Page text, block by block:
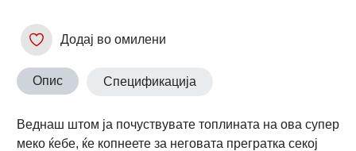
Додај во омилени
Опис Спецификација
Веднаш штом ја почуствувате топлината на ова супер
меко ќебе, ќе копнеете за неговата прегратка секој